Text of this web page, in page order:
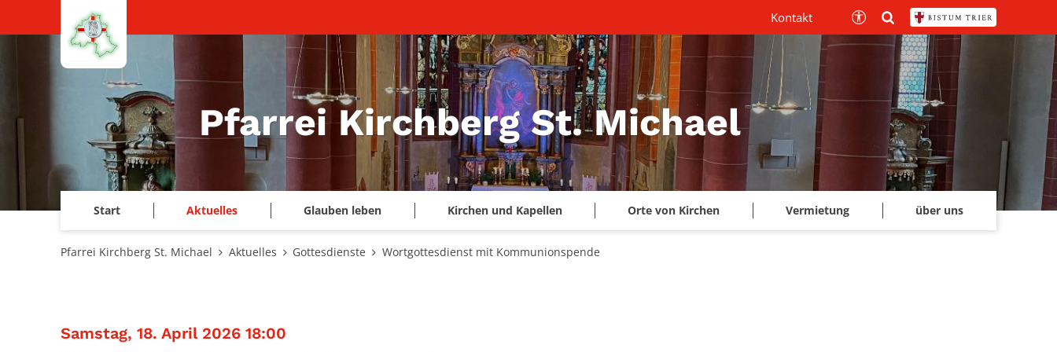
Zum Inhalt springen
Pfarrei Kirchberg St. Michael
Start Aktuelles Glauben leben Kirchen und Kapellen Orte von Kirchen Vermietung über uns
Kontakt
Pfarrei Kirchberg St. Michael Aktuelles Gottesdienste Wortgottesdienst mit Kommunionspende
Samstag, 18. April 2026 18:00